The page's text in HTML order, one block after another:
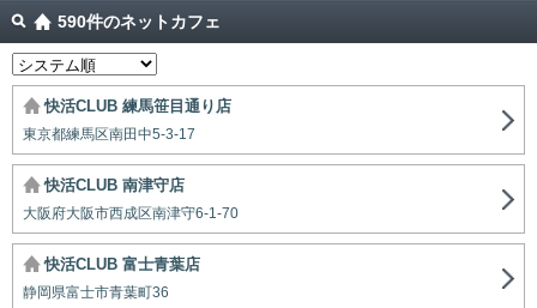
590件のネットカフェ
快活CLUB 練馬笹目通り店
東京都練馬区南田中5-3-17
快活CLUB 南津守店
大阪府大阪市西成区南津守6-1-70
快活CLUB 富士青葉店
静岡県富士市青葉町36